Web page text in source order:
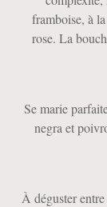
framboise, à
rose. La
Se marie
negra et
À déguster